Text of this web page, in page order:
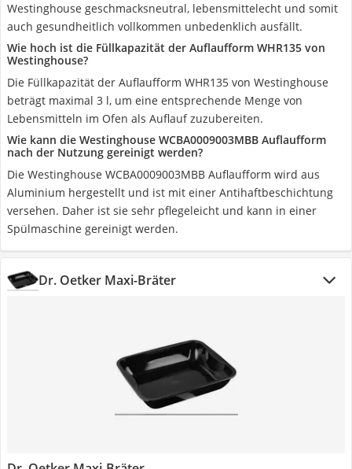
Westinghouse geschmacksneutral, lebensmittelecht und somit
auch gesundheitlich vollkommen unbedenklich ausfällt.
Wie hoch ist die Füllkapazität der Auflaufform WHR135 von
Westinghouse?
Die Füllkapazität der Auflaufform WHR135 von Westinghouse
beträgt maximal 3 l, um eine entsprechende Menge von
Lebensmitteln im Ofen als Auflauf zuzubereiten.
Wie kann die Westinghouse WCBA0009003MBB Auflaufform
nach der Nutzung gereinigt werden?
Die Westinghouse WCBA0009003MBB Auflaufform wird aus
Aluminium hergestellt und ist mit einer Antihaftbeschichtung
versehen. Daher ist sie sehr pflegeleicht und kann in einer
Spülmaschine gereinigt werden.
Dr. Oetker Maxi-Bräter